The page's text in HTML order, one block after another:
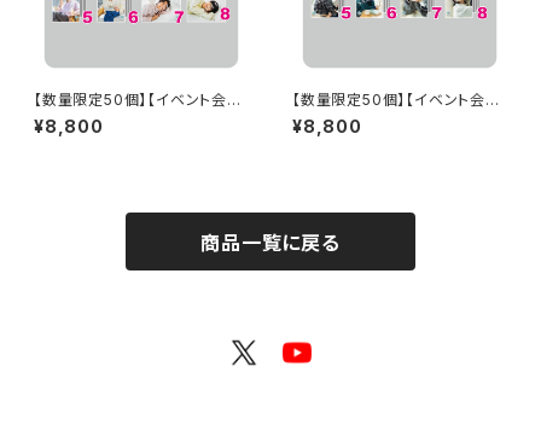
【数量限定50個】【イベント会場
特典付き】SECOND LINE Pre
sents みんなに会いに行くよ!
¥8,800
【数量限定50個】【イベント会場
特典付き】SECOND LINE Pre
sents みんなに会いに行くよ!
¥8,800
商品一覧に戻る